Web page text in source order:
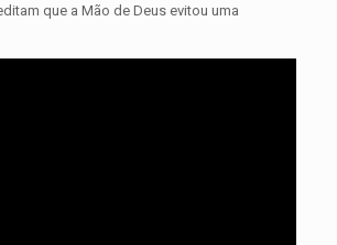
que a Mão de Deus evitou uma